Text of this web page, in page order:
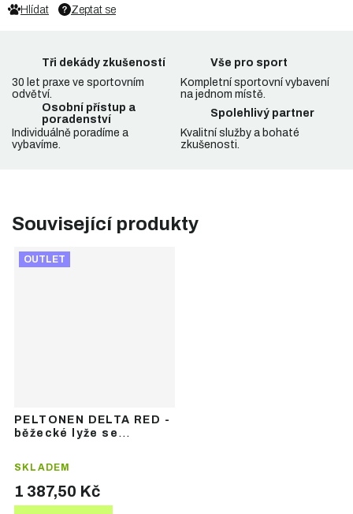
Zeptat se
Hlídat
Tři dekády zkušeností
30 let praxe ve sportovním
odvětví.
Vše pro sport
Kompletní sportovní vybavení
na jednom místě.
Osobní přístup a
poradenství
Individuálně poradíme a
vybavíme.
Spolehlivý partner
Kvalitní služby a bohaté
zkušenosti.
Související produkty
OUTLET
PELTONEN DELTA RED -
běžecké lyže se
SKLADEM
1 387,50 Kč